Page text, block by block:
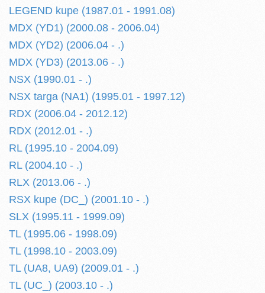
LEGEND kupe (1987.01 - 1991.08)
MDX (YD1) (2000.08 - 2006.04)
MDX (YD2) (2006.04 - .)
MDX (YD3) (2013.06 - .)
NSX (1990.01 - .)
NSX targa (NA1) (1995.01 - 1997.12)
RDX (2006.04 - 2012.12)
RDX (2012.01 - .)
RL (1995.10 - 2004.09)
RL (2004.10 - .)
RLX (2013.06 - .)
RSX kupe (DC_) (2001.10 - .)
SLX (1995.11 - 1999.09)
TL (1995.06 - 1998.09)
TL (1998.10 - 2003.09)
TL (UA8, UA9) (2009.01 - .)
TL (UC_) (2003.10 - .)